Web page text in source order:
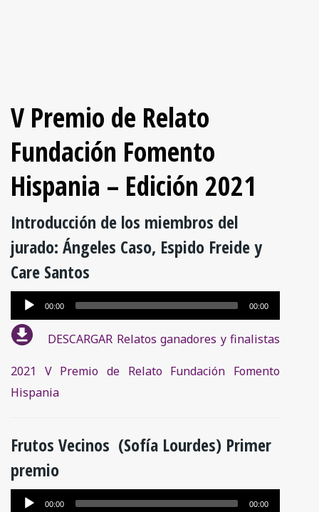
V Premio de Relato
Fundación Fomento
Hispania – Edición 2021
Introducción de los miembros del
jurado: Ángeles Caso, Espido Freide y
Care Santos
Reproductor
de
audio
00:00 00:00
DESCARGAR Relatos ganadores y finalistas
2021 V Premio de Relato Fundación Fomento
Hispania
Frutos Vecinos (Sofía Lourdes) Primer
premio
Reproductor
00:00 00:00